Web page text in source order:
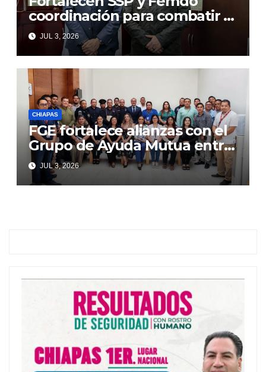
coordinación para combatir la
delincuencia organizada
JUL 3, 2026
CHIAPAS
FGE fortalece alianzas con el
Grupo de Ayuda Mutua entre
Autoridades y Comercio
(GAMAC)
JUL 3, 2026